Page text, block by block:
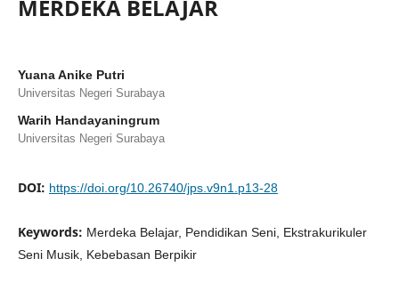
MERDEKA BELAJAR
Yuana Anike Putri
Universitas Negeri Surabaya
Warih Handayaningrum
Universitas Negeri Surabaya
DOI: https://doi.org/10.26740/jps.v9n1.p13-28
Keywords: Merdeka Belajar, Pendidikan Seni, Ekstrakurikuler
Seni Musik, Kebebasan Berpikir